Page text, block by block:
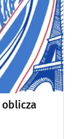
oblicza